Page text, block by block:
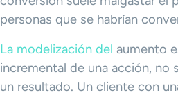
personas que se habrían
La modelización del aumento
incremental de una acción, no
un resultado. Un cliente con